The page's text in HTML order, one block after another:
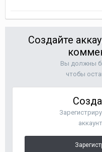
Создайте
Вы должны
чтобы